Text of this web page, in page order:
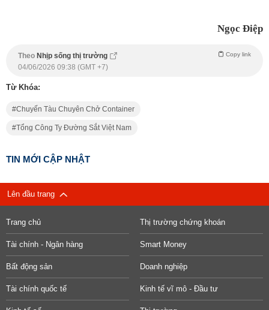
Ngọc Điệp
Theo Nhịp sống thị trường Copy link
04/06/2026 09:38 (GMT +7)
Từ Khóa:
Chuyến Tàu Chuyên Chở Container
Tổng Công Ty Đường Sắt Việt Nam
TIN MỚI CẬP NHẬT
Lên đầu trang
Trang chủ Thị trường chứng khoán
Tài chính - Ngân hàng Smart Money
Bất động sản Doanh nghiệp
Tài chính quốc tế Kinh tế vĩ mô - Đầu tư